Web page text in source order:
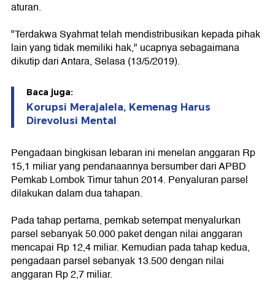
aturan.
"Terdakwa Syahmat telah mendistribusikan kepada pihak
lain yang tidak memiliki hak," ucapnya sebagaimana
dikutip dari Antara, Selasa (13/5/2019).
Baca juga:
Korupsi Merajalela, Kemenag Harus
Direvolusi Mental
Pengadaan bingkisan lebaran ini menelan anggaran Rp
15,1 miliar yang pendanaannya bersumber dari APBD
Pemkab Lombok Timur tahun 2014. Penyaluran parsel
dilakukan dalam dua tahapan.
Pada tahap pertama, pemkab setempat menyalurkan
parsel sebanyak 50.000 paket dengan nilai anggaran
mencapai Rp 12,4 miliar. Kemudian pada tahap kedua,
pengadaan parsel sebanyak 13.500 dengan nilai
anggaran Rp 2,7 miliar.